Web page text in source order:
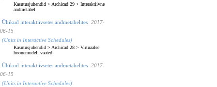
Kasutusjuhendid > Archicad 29 > Interaktiivne
andmetabel
Ühikud interaktiivsetes andmetabelites
2017-
06-15
(Units in Interactive Schedules)
Kasutusjuhendid > Archicad 28 > Virtuaalse
hoonemudeli vaated
Ühikud interaktiivsetes andmetabelites
2017-
06-15
(Units in Interactive Schedules)